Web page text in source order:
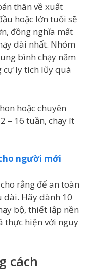
thân về xuất
hoặc lớn tuổi sẽ
đồng nghĩa mất
dài nhất. Nhóm
bình chạy năm
cự ly tích lũy quá
hoặc chuyên
– 16 tuần, chạy ít
người mới
rằng để an toàn
dài. Hãy dành 10
bộ, thiết lập nền
thực hiện với nguy
cách